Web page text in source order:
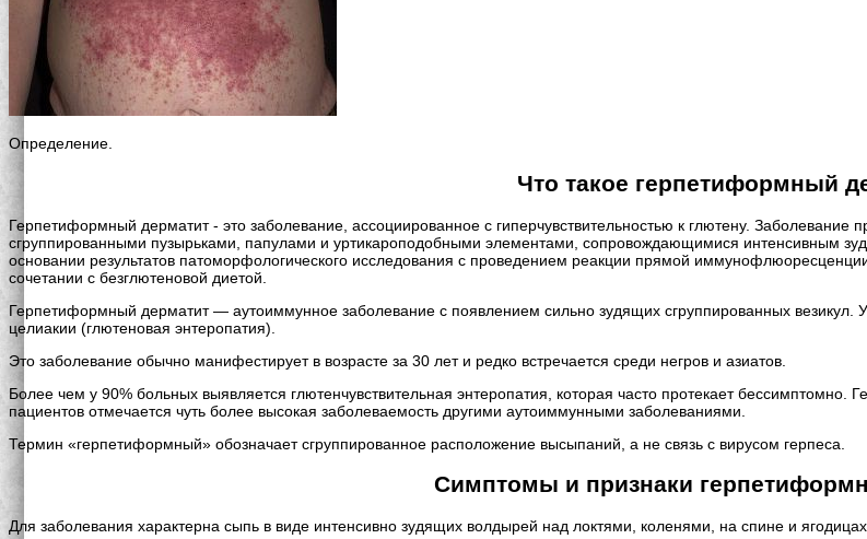
Определение.
Что такое герпетиформный
Герпетиформный дерматит - это заболевание, ассоциированное с гиперчувствительностью к глютену.
сгруппированными пузырьками, папулами и уртикароподобными элементами, сопровождающимися интенсивным
основании результатов патоморфологического исследования с проведением реакции прямой
сочетании с безглютеновой диетой.
Герпетиформный дерматит — аутоиммунное заболевание с появлением сильно зудящих сгруппированных везикул.
целиакии (глютеновая энтеропатия).
Это заболевание обычно манифестирует в возрасте за 30 лет и редко встречается среди негров и азиатов.
Более чем у 90% больных выявляется глютенчувствительная энтеропатия, которая часто протекает
пациентов отмечается чуть более высокая заболеваемость другими аутоиммунными заболеваниями.
Термин «герпетиформный» обозначает сгруппированное расположение высыпаний, а не связь с вирусом герпеса.
Симптомы и признаки
Для заболевания характерна сыпь в виде интенсивно зудящих волдырей над локтями, коленями, на спине и ягодицах.